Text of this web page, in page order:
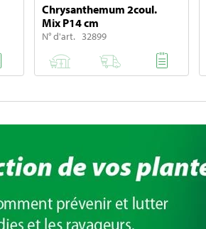
Chrysanthemum 2coul.
Mix P14 cm
N° d'art. 32899